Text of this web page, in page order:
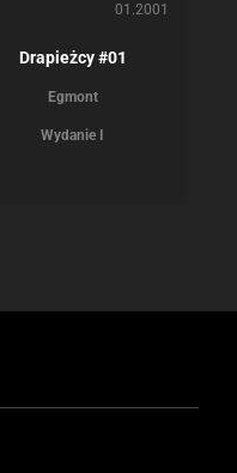
01.2001
Drapieżcy #01
Egmont
Wydanie I